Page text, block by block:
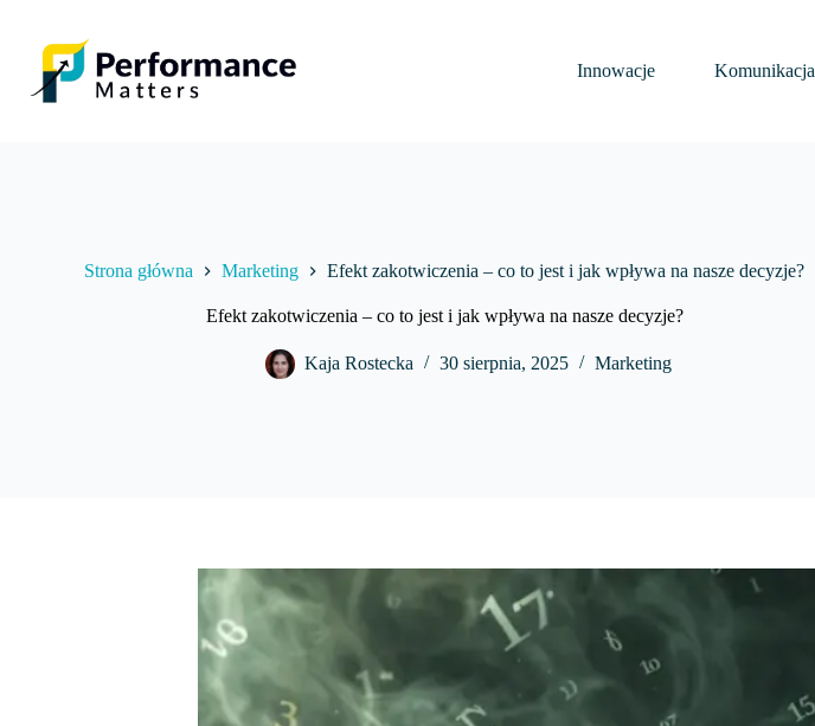
Innowacje
Komunikacja
Strona główna Marketing Efekt zakotwiczenia – co to jest i jak wpływa na nasze decyzje?
Efekt zakotwiczenia – co to jest i jak wpływa na nasze decyzje?
Kaja Rostecka 30 sierpnia, 2025 Marketing